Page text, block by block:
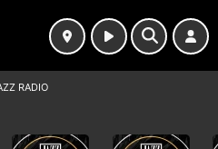
RADIO